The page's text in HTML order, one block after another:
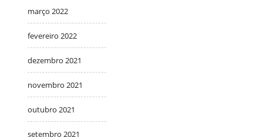
março 2022
fevereiro 2022
dezembro 2021
novembro 2021
outubro 2021
setembro 2021